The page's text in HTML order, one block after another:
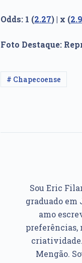
Odds: 1 (2.27) | x (2.9
Foto Destaque:
# Chapecoense
Sou Eric
graduado em
amo
preferências,
criatividade.
Mengão.